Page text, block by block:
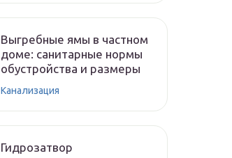
Выгребные ямы в частном
доме: санитарные нормы
обустройства и размеры
Канализация
Гидрозатвор